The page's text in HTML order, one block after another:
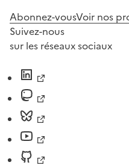
Abonnez-vousVoir nos
Suivez-nous
sur les réseaux sociaux